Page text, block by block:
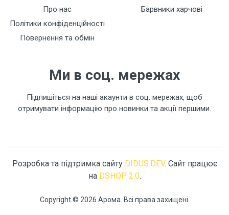
Про нас
Політики конфіденційності
Повернення та обмін
Барвники харчові
Ми в соц. мережах
Підпишіться на наші акаунти в соц. мережах, щоб
отримувати інформацію про новинки та акції першими.
Copyright © 2026 Арома. Всі права захищені.
Розробка та підтримка сайту DIDUS.DEV. Сайт працює
на DSHOP 2.0.